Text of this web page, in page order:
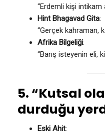
“Erdemli kişi
Hint Bhagavad Gita:
“Gerçek kahraman,
Afrika Bilgeliği:
“Barış isteyenin eli,
5. “Kutsal
durduğu
Eski Ahit: